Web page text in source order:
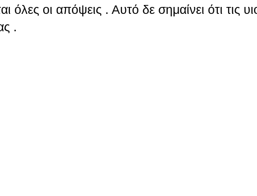
οι απόψεις . Αυτό δε σημαίνει ότι τις
.